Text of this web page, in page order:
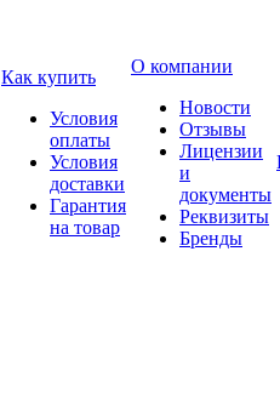
Как купить
Условия
оплаты
Условия
доставки
Гарантия
на товар
О компании
Новости
Отзывы
Лицензии
и
документы
Реквизиты
Бренды